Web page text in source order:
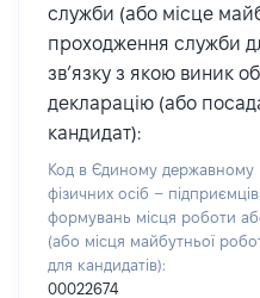
служби (або місце
проходження служби
зв’язку з якою виник
декларацію (або
кандидат):
Код в Єдиному державному
фізичних осіб –
формувань місця роботи
(або місця майбутньої
для кандидатів):
00022674